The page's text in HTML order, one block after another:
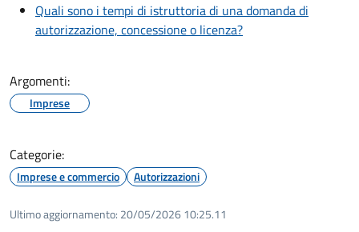
Quali sono i tempi di istruttoria di una domanda di
autorizzazione, concessione o licenza?
Argomenti:
Imprese
Categorie:
Imprese e commercio Autorizzazioni
Ultimo aggiornamento: 20/05/2026 10:25.11